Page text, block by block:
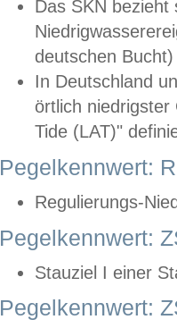
Das SKN
deutschen
In Deutschland
örtlich
Tide (LAT)"
Pegelkennwert:
Regulierungs-
Pegelkennwert:
Stauziel I einer
Pegelkennwert: